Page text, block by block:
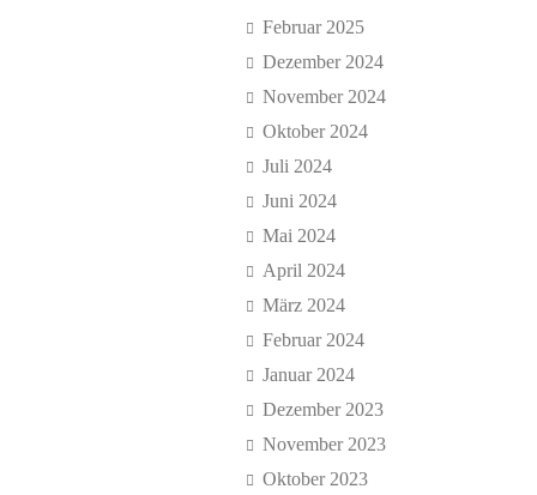
Februar 2025
Dezember 2024
November 2024
Oktober 2024
Juli 2024
Juni 2024
Mai 2024
April 2024
März 2024
Februar 2024
Januar 2024
Dezember 2023
November 2023
Oktober 2023